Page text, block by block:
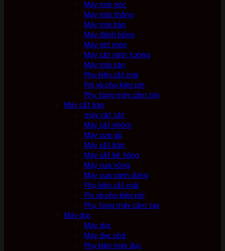
Máy mài góc
Máy mài thẳng
Máy mài bàn
Máy đánh bóng
Máy vát mép
Máy cắt rãnh tường
Máy mài sàn
Phụ kiện cắt mài
Pin và phụ kiện pin
Phụ tùng máy cầm tay
Máy cắt bàn
máy cắt sắt
Máy cắt nhôm
Máy cưa gỗ
Máy cắt bàn
Máy cắt bê tông
Máy cưa vòng
Máy cưa vanh đứng
Phụ kiện cắt mài
Pin và phụ kiện pin
Phụ tùng máy cầm tay
Máy đục
Máy đục
Máy đục phá
Phụ kiện máy đục